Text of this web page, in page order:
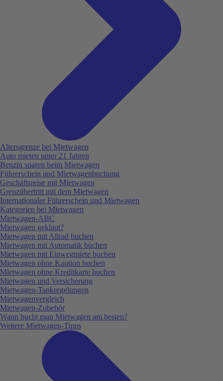
Altersgrenze bei Mietwagen
Auto mieten unter 21 Jahren
Benzin sparen beim Mietwagen
Führerschein und Mietwagenbuchung
Geschäftsreise mit Mietwagen
Grenzübertritt mit dem Mietwagen
Internationaler Führerschein und Mietwagen
Kategorien bei Mietwagen
Mietwagen-ABC
Mietwagen geklaut?
Mietwagen mit Allrad buchen
Mietwagen mit Automatik buchen
Mietwagen mit Einwegmiete buchen
Mietwagen ohne Kaution buchen
Mietwagen ohne Kreditkarte buchen
Mietwagen und Versicherung
Mietwagen-Tankregelungen
Mietwagenvergleich
Mietwagen-Zubehör
Wann bucht man Mietwagen am besten?
Weitere Mietwagen-Tipps